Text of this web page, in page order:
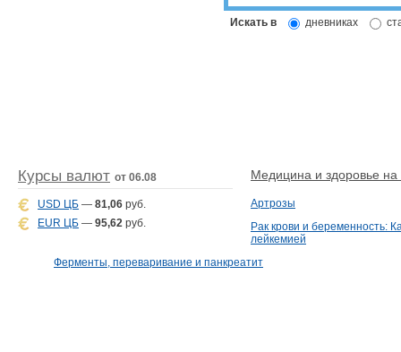
Искать в дневниках
Курсы валют от 06.08
USD ЦБ — 81,06 руб.
EUR ЦБ — 95,62 руб.
Медицина и здоровье на
Артрозы
Рак крови и беременность:
лейкемией
Ферменты, переваривание и панкреатит